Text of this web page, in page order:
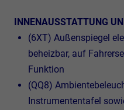
INNENAUSSTATTUNG
(6XT) Außenspiegel
beheizbar, auf
Funktion
(QQ8)
Instrumententafel